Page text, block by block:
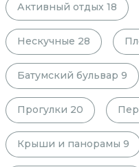
Активный отдых 18
Нескучные 28
Батумский бульвар 9
Прогулки 20
Крыши и панорамы 9